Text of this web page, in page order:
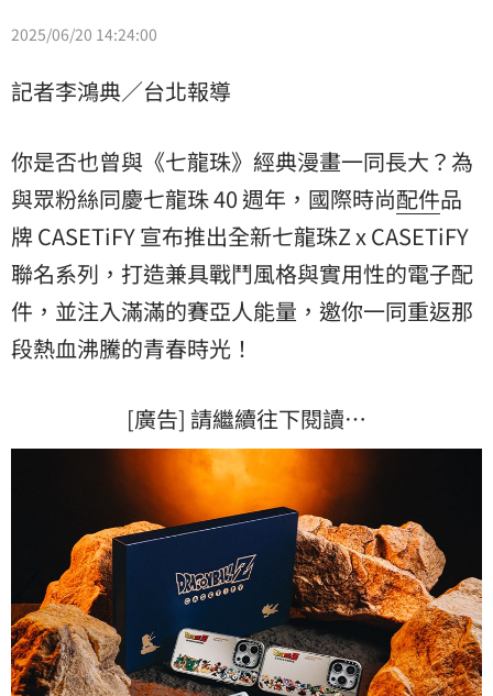
2025/06/20 14:24:00
記者李鴻典／台北報導
你是否也曾與《七龍珠》經典漫畫一同長大？為
與眾粉絲同慶七龍珠 40 週年，國際時尚配件品
牌 CASETiFY 宣布推出全新七龍珠Z x CASETiFY
聯名系列，打造兼具戰鬥風格與實用性的電子配
件，並注入滿滿的賽亞人能量，邀你一同重返那
段熱血沸騰的青春時光！
[廣告] 請繼續往下閱讀…